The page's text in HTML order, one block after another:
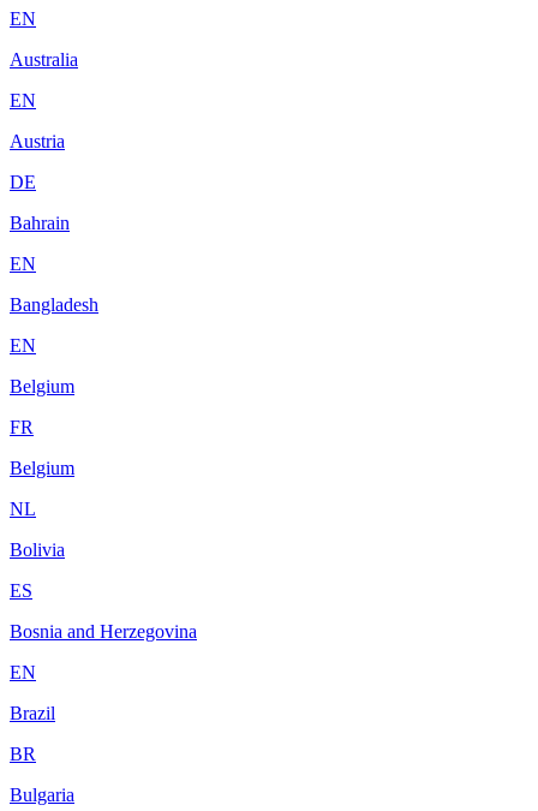
EN
Australia
EN
Austria
DE
Bahrain
EN
Bangladesh
EN
Belgium
FR
Belgium
NL
Bolivia
ES
Bosnia and Herzegovina
EN
Brazil
BR
Bulgaria